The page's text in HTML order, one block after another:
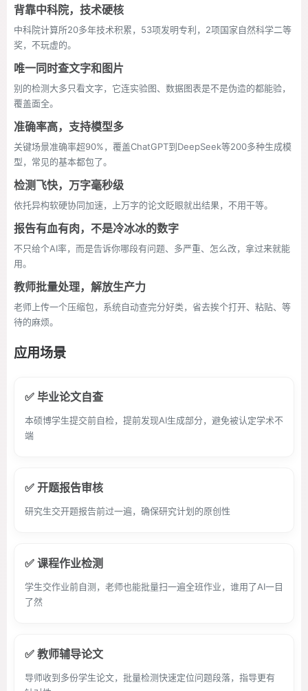
背靠中科院，技术硬核
中科院计算所20多年技术积累，53项发明专利，2项国家自然科学二等
奖，不玩虚的。
唯一同时查文字和图片
别的检测大多只看文字，它连实验图、数据图表是不是伪造的都能验，
覆盖面全。
准确率高，支持模型多
关键场景准确率超90%，覆盖ChatGPT到DeepSeek等200多种生成模
型，常见的基本都包了。
检测飞快，万字毫秒级
依托异构软硬协同加速，上万字的论文眨眼就出结果，不用干等。
报告有血有肉，不是冷冰冰的数字
不只给个AI率，而是告诉你哪段有问题、多严重、怎么改，拿过来就能
用。
教师批量处理，解放生产力
老师上传一个压缩包，系统自动查完分好类，省去挨个打开、粘贴、等
待的麻烦。
应用场景
✅ 毕业论文自查
本硕博学生提交前自检，提前发现AI生成部分，避免被认定学术不
端
✅ 开题报告审核
研究生交开题报告前过一遍，确保研究计划的原创性
✅ 课程作业检测
学生交作业前自测，老师也能批量扫一遍全班作业，谁用了AI一目
了然
✅ 教师辅导论文
导师收到多份学生论文，批量检测快速定位问题段落，指导更有